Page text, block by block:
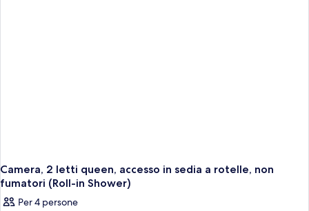
Camera, 2 letti queen, accesso in sedia a rotelle, non
fumatori (Roll-in Shower)
Per 4 persone